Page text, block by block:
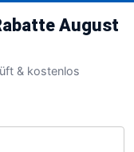
August
& kostenlos